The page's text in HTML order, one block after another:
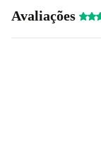
Avaliações